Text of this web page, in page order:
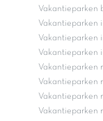
Vakantieparken
Vakantieparken
Vakantieparken
Vakantieparken
Vakantieparken
Vakantieparken
Vakantieparken
Vakantieparken